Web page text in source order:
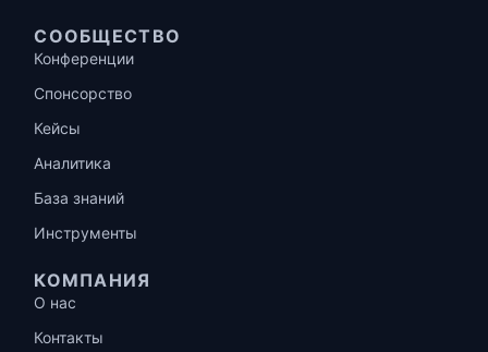
СООБЩЕСТВО
Конференции
Спонсорство
Кейсы
Аналитика
База знаний
Инструменты
КОМПАНИЯ
О нас
Контакты